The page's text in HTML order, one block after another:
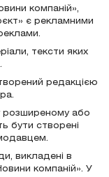
компаній»,
є рекламними
тексти яких
редакцією
розширеному або
бути створені
викладені в
компаній». У